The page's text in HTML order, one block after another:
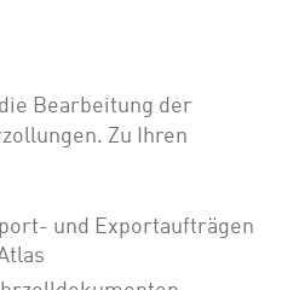
Bearbeitung der
Zu Ihren
und Exportaufträgen